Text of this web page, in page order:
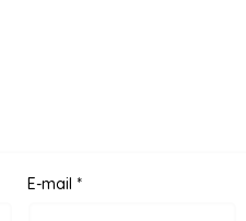
E-mail *